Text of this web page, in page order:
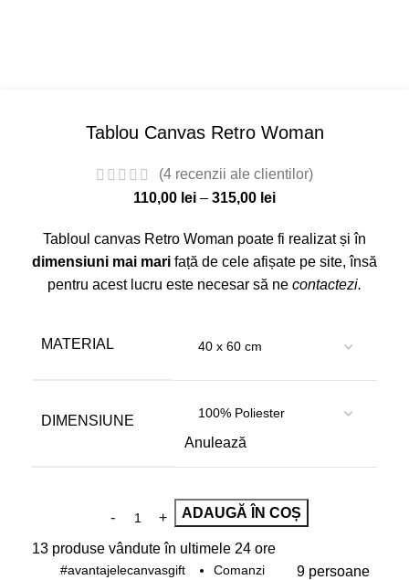
Tablou Canvas Retro Woman
(4 recenzii ale clientilor)
110,00 lei – 315,00 lei
Tabloul canvas Retro Woman poate fi realizat și în
dimensiuni mai mari față de cele afișate pe site, însă
pentru acest lucru este necesar să ne contactezi.
MATERIAL
DIMENSIUNE
Anulează
ADAUGĂ ÎN COȘ
13 produse vândute în ultimele 24 ore
#avantajelecanvasgift
Comanzi
9 persoane